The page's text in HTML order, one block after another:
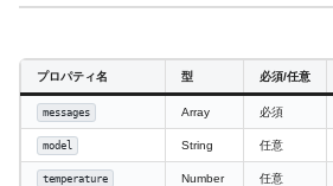
プロパティ名 型 必須/任意
messages Array 必須
model String 任意
temperature Number 任意